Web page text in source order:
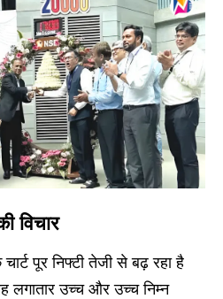
विचार
पूर निफ्टी तेजी से बढ़ रहा है
लगातार उच्च और उच्च निम्न